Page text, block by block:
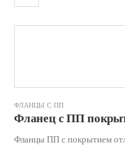
ФЛАНЦЫ С ПП
Фланцы ПП с покрытием